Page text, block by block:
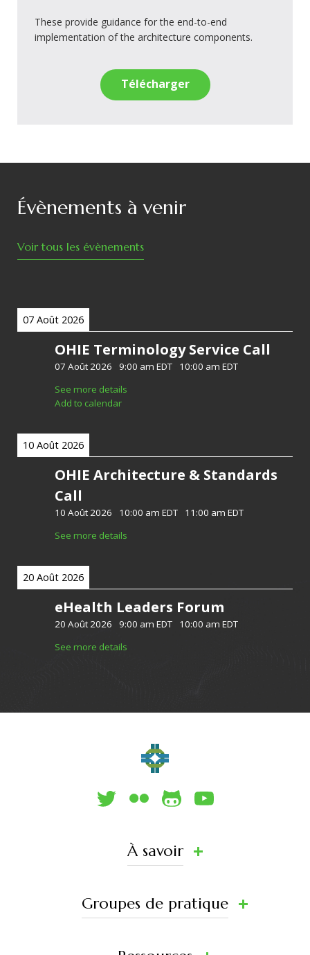
These provide guidance for the end-to-end
implementation of the architecture components.
Télécharger
Évènements à venir
Voir tous les évènements
07 Août 2026
OHIE Terminology Service Call
07 Août 2026 9:00 am EDT
10:00 am EDT
See more details
Add to calendar
10 Août 2026
OHIE Architecture & Standards
Call
10 Août 2026 10:00 am EDT
11:00 am EDT
See more details
20 Août 2026
eHealth Leaders Forum
20 Août 2026 9:00 am EDT
10:00 am EDT
See more details
À savoir
Groupes de pratique